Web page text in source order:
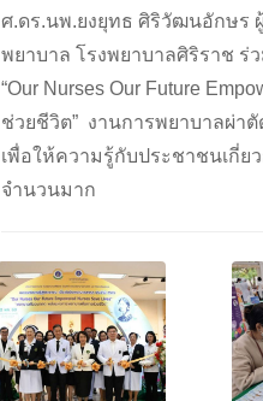
ศ.ดร.นพ.ยงยุทธ ศิริวัฒนอักษร
พยาบาล โรงพยาบาลศิริราช
“Our Nurses Our Future
ช่วยชีวิต” งานการพยาบาลผ่า
เพื่อให้ความรู้กับประชาชนเกี่
จำนวนมาก